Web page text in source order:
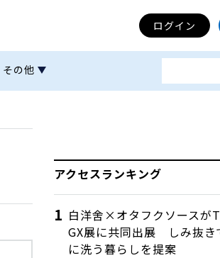
ログイン
その他
アクセスランキング
白洋舍×オタフクソースが
GX展に共同出展 しみ抜き
に洗う暮らしを提案